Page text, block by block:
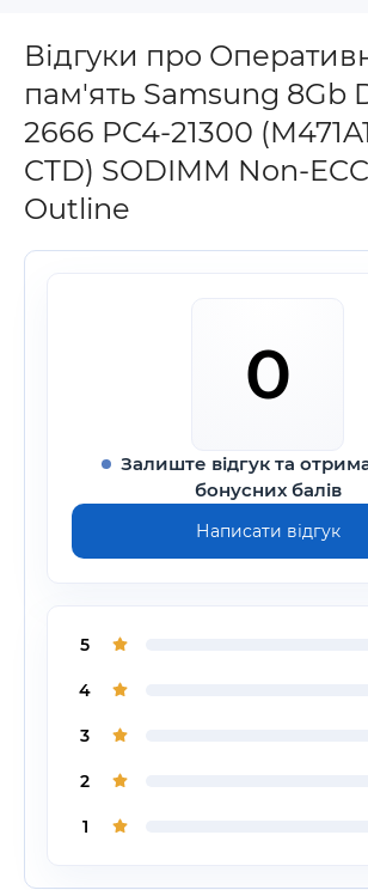
Відгуки про
пам'ять Samsung 8Gb
2666 PC4-21300
CTD) SODIMM Non-
Outline
0
Залиште відгук та
бонусних балів
Написати відгук
5
4
3
2
1